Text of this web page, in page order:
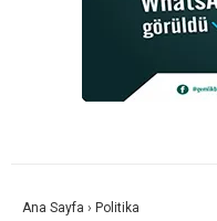
Ana Sayfa › Politika